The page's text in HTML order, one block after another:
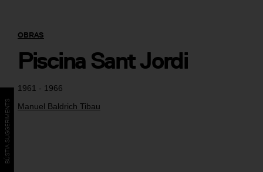
1961 - 1966
Manuel Baldrich Tibau
OBRAS
Piscina Sant Jordi
BÚSTIA SUGGERIMENTS